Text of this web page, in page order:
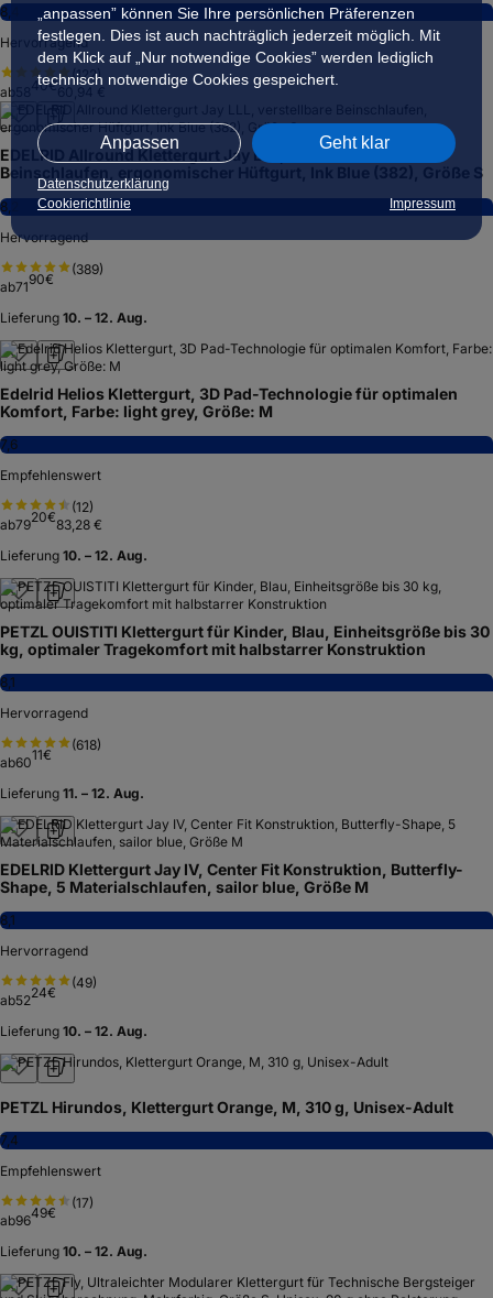
„anpassen” können Sie Ihre persönlichen Präferenzen
festlegen. Dies ist auch nachträglich jederzeit möglich. Mit
dem Klick auf „Nur notwendige Cookies” werden lediglich
technisch notwendige Cookies gespeichert.
Anpassen Geht klar
Datenschutzerklärung
Cookierichtlinie
Impressum
8,4
Hervorragend
(122)
ab
40€
EDELRID Allround Klettergurt Jay LLL, verstellbare
Beinschlaufen, ergonomischer Hüftgurt, Ink Blue (382), Größe S
8,2
Hervorragend
(389)
ab7190€
Lieferung 10. – 12. Aug.
Edelrid Helios Klettergurt, 3D Pad-Technologie für optimalen
Komfort, Farbe: light grey, Größe: M
7,6
Empfehlenswert
(12)
ab7920€83,28 €
Lieferung 10. – 12. Aug.
PETZL OUISTITI Klettergurt für Kinder, Blau, Einheitsgröße bis 30
kg, optimaler Tragekomfort mit halbstarrer Konstruktion
8,1
Hervorragend
(618)
ab6011€
Lieferung 11. – 12. Aug.
EDELRID Klettergurt Jay IV, Center Fit Konstruktion, Butterfly-
Shape, 5 Materialschlaufen, sailor blue, Größe M
8,1
Hervorragend
(49)
ab5224€
Lieferung 10. – 12. Aug.
PETZL Hirundos, Klettergurt Orange, M, 310 g, Unisex-Adult
7,4
Empfehlenswert
(17)
ab9649€
Lieferung 10. – 12. Aug.